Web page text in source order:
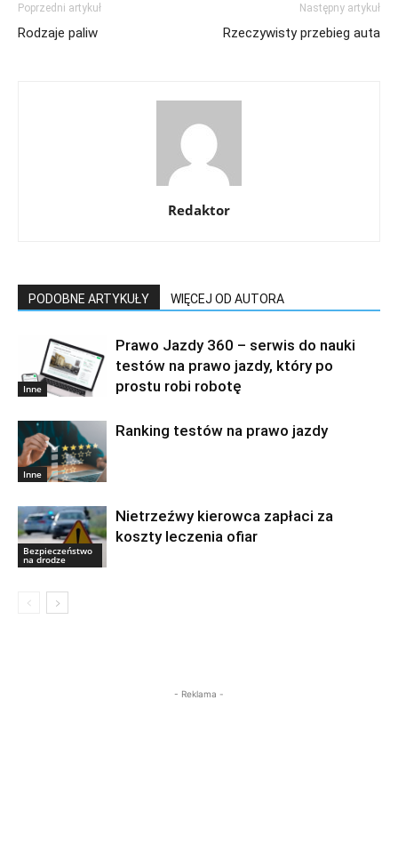
Poprzedni artykuł
Rodzaje paliw
Następny artykuł
Rzeczywisty przebieg auta
Redaktor
PODOBNE ARTYKUŁY WIĘCEJ OD AUTORA
Inne
Prawo Jazdy 360 – serwis do nauki
testów na prawo jazdy, który po
prostu robi robotę
Inne
Ranking testów na prawo jazdy
Bezpieczeństwo
na drodze
Nietrzeźwy kierowca zapłaci za
koszty leczenia ofiar
- Reklama -